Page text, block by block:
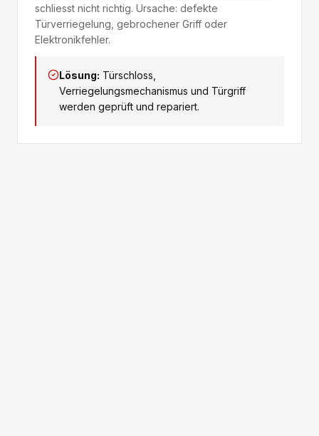
schliesst nicht richtig. Ursache: defekte
Türverriegelung, gebrochener Griff oder
Elektronikfehler.
Lösung: Türschloss,
Verriegelungsmechanismus und Türgriff
werden geprüft und repariert.